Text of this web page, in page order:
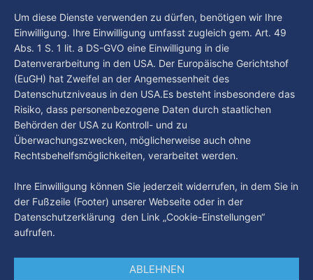
in unserer Stadt an? Fragen, die von Montag bis Freitag LIVE
um 18 Uhr beantwortet werden - auf YouTube und im TV.
By Luca Kimmel 4. Aug. 2026
Um diese Dienste verwenden zu dürfen, benötigen wir Ihre
Einwilligung. Ihre Einwilligung umfasst zugleich gem. Art. 49
Abs. 1 S. 1 lit. a DS-GVO eine Einwilligung in die
Datenverarbeitung in den USA. Der Europäische Gerichtshof
(EuGH) hat Zweifel an der Angemessenheit des
Datenschutzniveaus in den USA.Es besteht insbesondere das
Risiko, dass personenbezogene Daten durch staatlichen
Behörden der USA zu Kontroll- und zu
Überwachungszwecken, möglicherweise auch ohne
Rechtsbehelfsmöglichkeiten, verarbeitet werden.
Ihre Einwilligung können Sie jederzeit widerrufen, in dem Sie in
der Fußzeile (Footer) unserer Webseite oder in der
Datenschutzerklärung den Link „Cookie-Einstellungen“
aufrufen.
ABLEHNEN